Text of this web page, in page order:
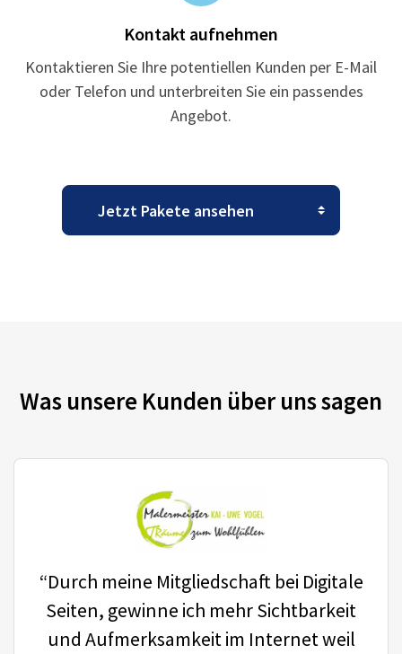
Kontakt aufnehmen
Kontaktieren Sie Ihre potentiellen Kunden per E-Mail
oder Telefon und unterbreiten Sie ein passendes
Angebot.
Was unsere Kunden über uns sagen
“Durch meine Mitgliedschaft bei Digitale
Seiten, gewinne ich mehr Sichtbarkeit
und Aufmerksamkeit im Internet weil